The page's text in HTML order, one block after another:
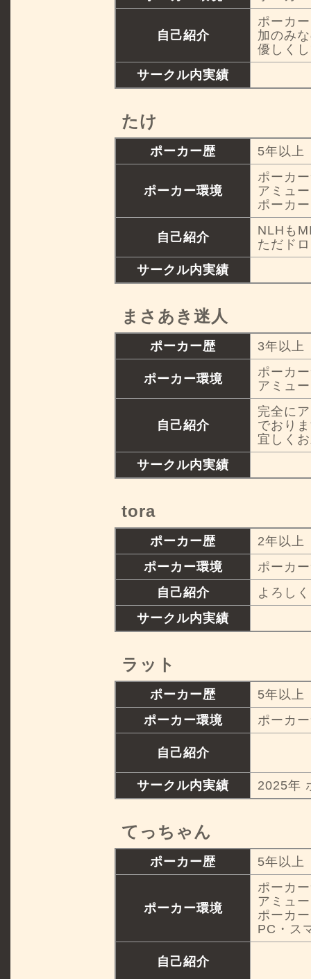
自己紹介
ポーカ
加のみ
優しく
サークル内実績
たけ
ポーカー歴 5年以上
ポーカー環境
ポーカ
アミュ
ポーカ
自己紹介
NLHも
ただド
サークル内実績
まさあき迷人
ポーカー歴 3年以上
ポーカー環境
ポーカ
アミュ
自己紹介
完全に
でおり
宜しく
サークル内実績
tora
ポーカー歴
2年以上
ポーカー環境
ポーカ
自己紹介
よろし
サークル内実績
ラット
ポーカー歴
5年以上
ポーカー環境
ポーカ
自己紹介
サークル内実績 2025年
てっちゃん
ポーカー歴 5年以上
ポーカー環境
ポーカ
アミュ
ポーカ
PC・ス
自己紹介